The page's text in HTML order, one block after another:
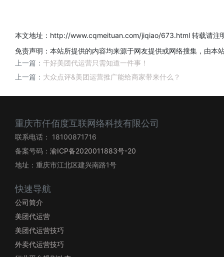
本文地址： http://www.cqmeituan.com/jiqiao/673.html 转载请注
免责声明：本站所提供的内容均来源于网友提供或网络搜集，由
上一篇： 干好美团代运营只需知道一件事！
上一篇： 大众点评&美团运营推广能给商家带来什么？
重庆市仟佰度互联网络科技有限公司
联系电话： 18100871716
备案号码： 渝ICP备2020011883号-20
地址：重庆市江北区建兴南路1号
快速导航
公司简介
美团代运营
美团代运营技巧
外卖代运营技巧